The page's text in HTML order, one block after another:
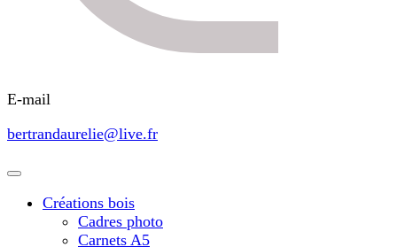
E-mail
bertrandaurelie@live.fr
Créations bois
Cadres photo
Carnets A5